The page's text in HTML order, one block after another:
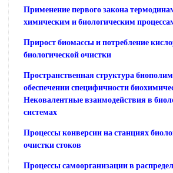
Применение первого закона
химическим и биологическим
Прирост биомассы и потребление
биологической очистки
Пространственная структура
обеспечении специфичности
Нековалентные взаимодействия в
системах
Процессы конверсии на станциях
очистки стоков
Процессы самоорганизации в